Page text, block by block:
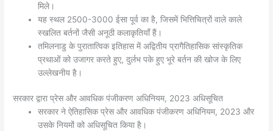
मिले।
यह स्थल 2500-3000 ईसा पूर्व का है, जिसमें भित्तिचित्रों वाले काले
स्खलित बर्तनों जैसी अनूठी कलाकृतियाँ हैं।
तमिलनाडु के पुरातात्विक इतिहास में अद्वितीय प्रागैतिहासिक सांस्कृतिक
प्रथाओं को उजागर करते हुए, दुर्लभ पके हुए भूरे बर्तन की खोज के लिए
उल्लेखनीय है।
सरकार द्वारा प्रेस और आवधिक पंजीकरण अधिनियम, 2023 अधिसूचित
सरकार ने ऐतिहासिक प्रेस और आवधिक पंजीकरण अधिनियम, 2023 और
उसके नियमों को अधिसूचित किया है।